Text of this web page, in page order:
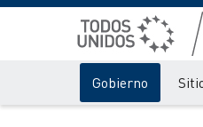
Gobierno